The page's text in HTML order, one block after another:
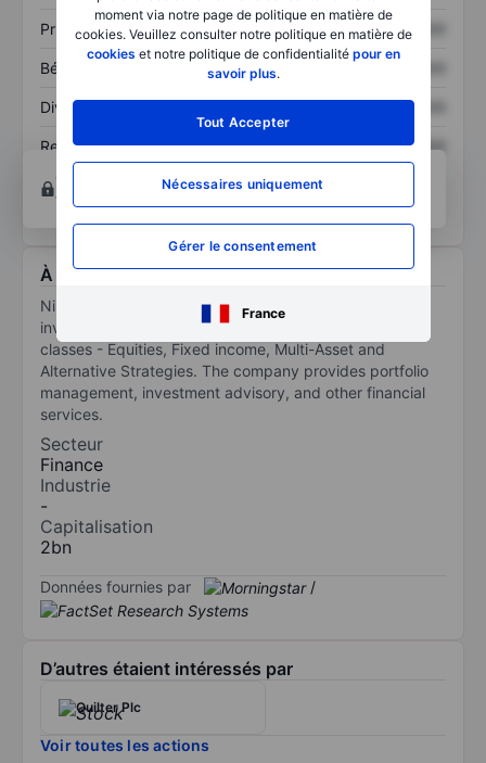
moment via notre page de politique en matière de
cookies. Veuillez consulter notre politique en matière de
cookies et notre politique de confidentialité pour en
savoir plus.
Tout Accepter
Nécessaires uniquement
Gérer le consentement
France
Prix / ventes XXXXXXX XXXXXXX
Bénéfice par action XXXXXXX
Dividende par action XXXXXXX
Rendement des
capitaux propres
XXXXXXX
XXXXXXX
Ouvrir un compte pour accéder à d’autres outils
techniques et d’analyses.
À propos Ninety One PLC
Ninety One PLC is engaged in the business of
investment management. It deals in four core asset
classes - Equities, Fixed income, Multi-Asset and
Alternative Strategies. The company provides portfolio
management, investment advisory, and other financial
services.
Secteur
Finance
Industrie
-
Capitalisation
2bn
Données fournies par /
D’autres étaient intéressés par
Quilter Plc
Voir toutes les actions